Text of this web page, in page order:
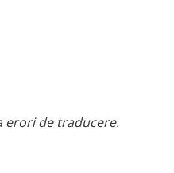
erori de traducere.